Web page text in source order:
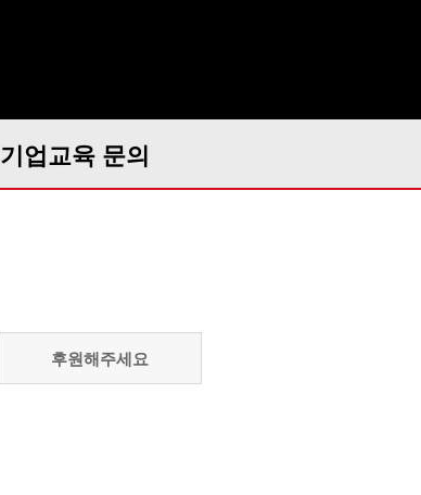
기업교육 문의
후원해주세요